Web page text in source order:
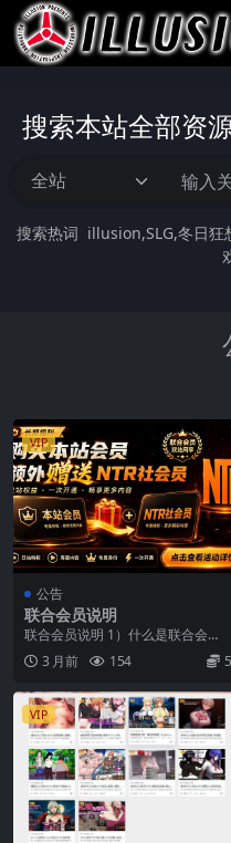
搜索本站全部资
搜索热词 illusion SLG 冬日狂
VIP
公告
联合会员说明
联合会员说明 1）什么是联合会
员？ 联合会员是本站与多个游戏下
载站点推出的联名会...
3 月前 154 5
VIP